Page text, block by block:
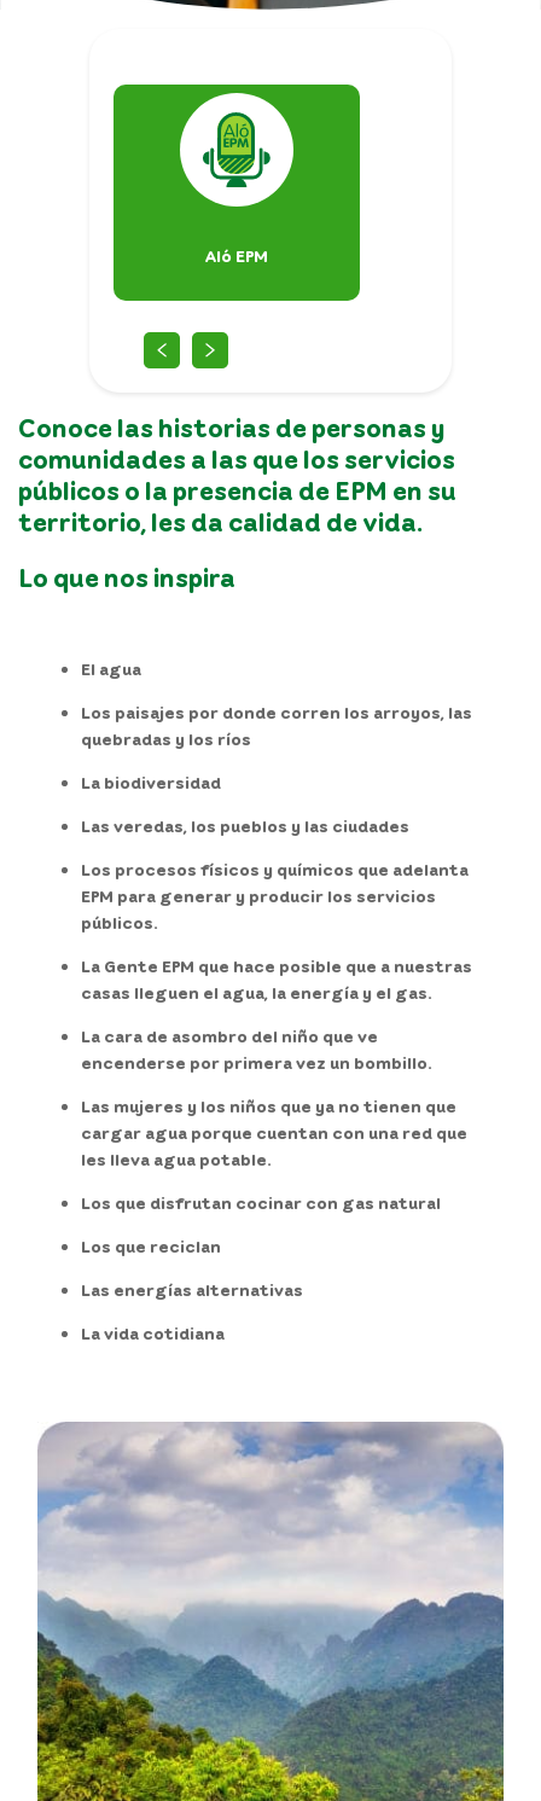
Aló EPM
Conoce las historias de personas y
comunidades a las que los servicios
públicos o la presencia de EPM en su
territorio, les da calidad de vida.
Lo que nos inspira
El agua
Los paisajes por donde corren los arroyos, las
quebradas y los ríos
La biodiversidad
Las veredas, los pueblos y las ciudades
Los procesos físicos y químicos que adelanta
EPM para generar y producir los servicios
públicos.
La Gente EPM que hace posible que a nuestras
casas lleguen el agua, la energía y el gas.
La cara de asombro del niño que ve
encenderse por primera vez un bombillo.
Las mujeres y los niños que ya no tienen que
cargar agua porque cuentan con una red que
les lleva agua potable.
Los que disfrutan cocinar con gas natural
Los que reciclan
Las energías alternativas
La vida cotidiana